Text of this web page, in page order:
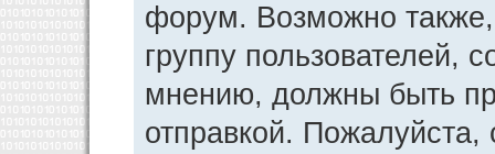
форум. Возможно
группу пользователей,
мнению, должны быть
отправкой.